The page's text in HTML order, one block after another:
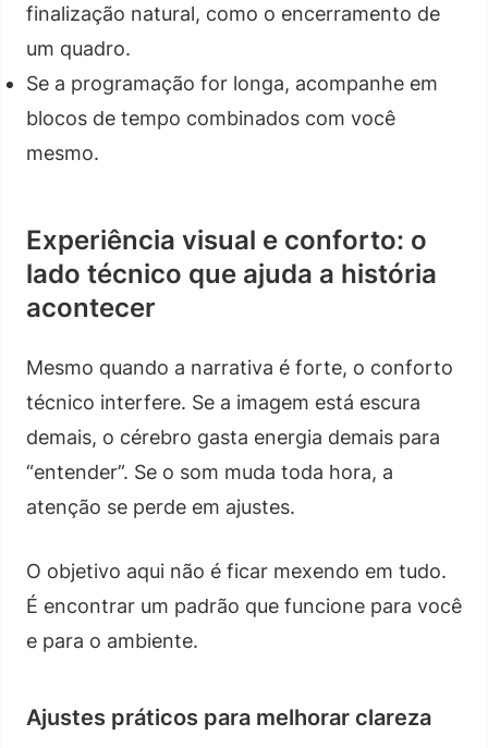
finalização natural, como o encerramento de
um quadro.
Se a programação for longa, acompanhe em
blocos de tempo combinados com você
mesmo.
Experiência visual e conforto: o
lado técnico que ajuda a história
acontecer
Mesmo quando a narrativa é forte, o conforto
técnico interfere. Se a imagem está escura
demais, o cérebro gasta energia demais para
“entender”. Se o som muda toda hora, a
atenção se perde em ajustes.
O objetivo aqui não é ficar mexendo em tudo.
É encontrar um padrão que funcione para você
e para o ambiente.
Ajustes práticos para melhorar clareza